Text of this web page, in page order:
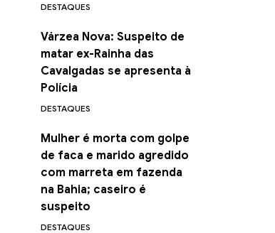
DESTAQUES
Várzea Nova: Suspeito de
matar ex-Rainha das
Cavalgadas se apresenta à
Polícia
DESTAQUES
Mulher é morta com golpe
de faca e marido agredido
com marreta em fazenda
na Bahia; caseiro é
suspeito
DESTAQUES